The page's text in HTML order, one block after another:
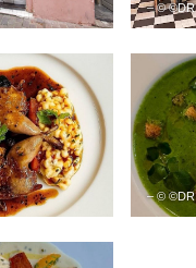
– © ©DR
– © ©DR